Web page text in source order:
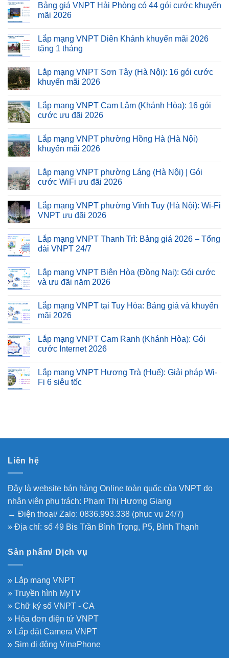
Bảng giá VNPT Hải Phòng có 44 gói cước khuyến
mãi 2026
Lắp mạng VNPT Diên Khánh khuyến mãi 2026
tặng 1 tháng
Lắp mạng VNPT Sơn Tây (Hà Nội): 16 gói cước
khuyến mãi 2026
Lắp mạng VNPT Cam Lâm (Khánh Hòa): 16 gói
cước ưu đãi 2026
Lắp mạng VNPT phường Hồng Hà (Hà Nội)
khuyến mãi 2026
Lắp mạng VNPT phường Láng (Hà Nội) | Gói
cước WiFi ưu đãi 2026
Lắp mạng VNPT phường Vĩnh Tuy (Hà Nội): Wi-Fi
VNPT ưu đãi 2026
Lắp mạng VNPT Thanh Trì: Bảng giá 2026 – Tổng
đài VNPT 24/7
Lắp mạng VNPT Biên Hòa (Đồng Nai): Gói cước
và ưu đãi năm 2026
Lắp mạng VNPT tại Tuy Hòa: Bảng giá và khuyến
mãi 2026
Lắp mạng VNPT Cam Ranh (Khánh Hòa): Gói
cước Internet 2026
Lắp mạng VNPT Hương Trà (Huế): Giải pháp Wi-
Fi 6 siêu tốc
Liên hệ
Đây là website bán hàng Online toàn quốc của VNPT do
nhân viên phụ trách: Phạm Thị Hương Giang
→ Điện thoại/ Zalo: 0836.993.338 (phục vụ 24/7)
» Địa chỉ: số 49 Bis Trần Bình Trọng, P5, Bình Thạnh
Sản phẩm/ Dịch vụ
» Lắp mạng VNPT
» Truyền hình MyTV
» Chữ ký số VNPT - CA
» Hóa đơn điện tử VNPT
» Lắp đặt Camera VNPT
» Sim di động VinaPhone